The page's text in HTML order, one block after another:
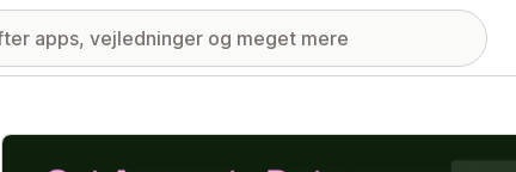
Galleri med udvalgte billeder